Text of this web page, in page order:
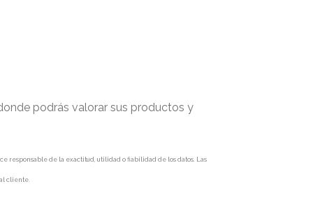
podrás valorar sus productos y
responsable de la exactitud, utilidad o fiabilidad de los datos. Las
cliente.